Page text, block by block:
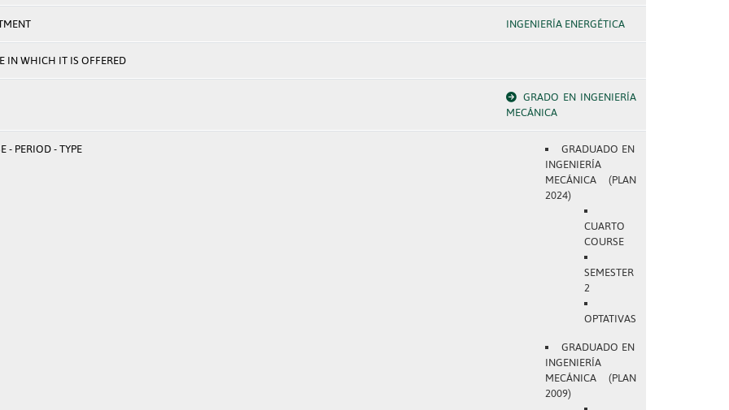
INGENIERÍA ENERGÉTICA
IN WHICH IT IS OFFERED
GRADO EN INGENIERÍA
MECÁNICA
- PERIOD - TYPE
GRADUADO EN
INGENIERÍA
MECÁNICA (PLAN
2024)
CUARTO
COURSE
SEMESTER
2
OPTATIVAS
GRADUADO EN
INGENIERÍA
MECÁNICA (PLAN
2009)